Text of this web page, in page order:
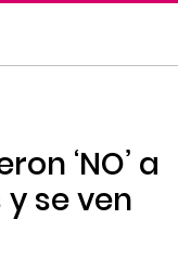
‘NO’ a
se ven